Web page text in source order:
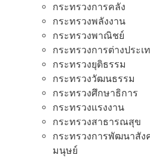
กระทรวงการคลัง
กระทรวงพลังงาน
กระทรวงพาณิชย์
กระทรวงการต่างประเ
กระทรวงยุติธรรม
กระทรวงวัฒนธรรม
กระทรวงศึกษาธิการ
กระทรวงแรงงาน
กระทรวงสาธารณสุข
กระทรวงการพัฒนาสั
มนุษย์